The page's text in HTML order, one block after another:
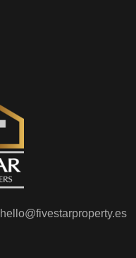
hello@fivestarproperty.es